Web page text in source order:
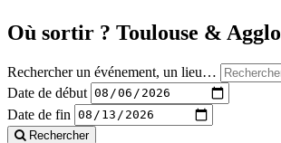
Où sortir ? Toulouse & Agglo
Rechercher un événement, un lieu…
Date de début
Date de fin
Rechercher